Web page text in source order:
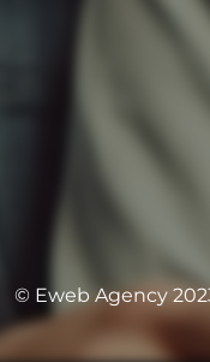
© Eweb Agency